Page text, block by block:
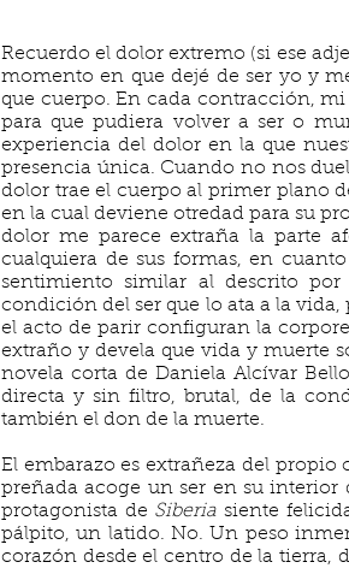
Recuerdo el dolor extremo (si ese
momento en que dejé de ser yo y
que cuerpo. En cada contracción,
para que pudiera volver a ser o
experiencia del dolor en la que
presencia única. Cuando no nos
dolor trae el cuerpo al primer plano
en la cual deviene otredad para su
dolor me parece extraña la parte
cualquiera de sus formas, en
sentimiento similar al descrito
condición del ser que lo ata a la
el acto de parir configuran la
extraño y devela que vida y muerte
novela corta de Daniela Alcívar
directa y sin filtro, brutal, de la
también el don de la muerte.
El embarazo es extrañeza del propio
preñada acoge un ser en su interior
protagonista de Siberia siente
pálpito, un latido. No. Un peso
corazón desde el centro de la tierra,